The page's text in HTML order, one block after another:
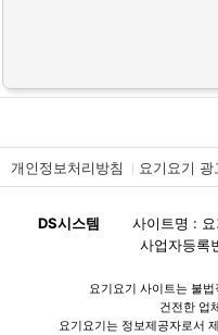
개인정보처리방침 요기요기 광
DS시스템 사이트명 : 요
사업자등록
요기요기 사이트는 불
건전한 업
요기요기는 정보제공자로서